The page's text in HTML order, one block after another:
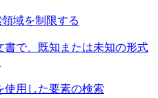
領域を制限する
書で、既知または未知の形式
使用した要素の検索